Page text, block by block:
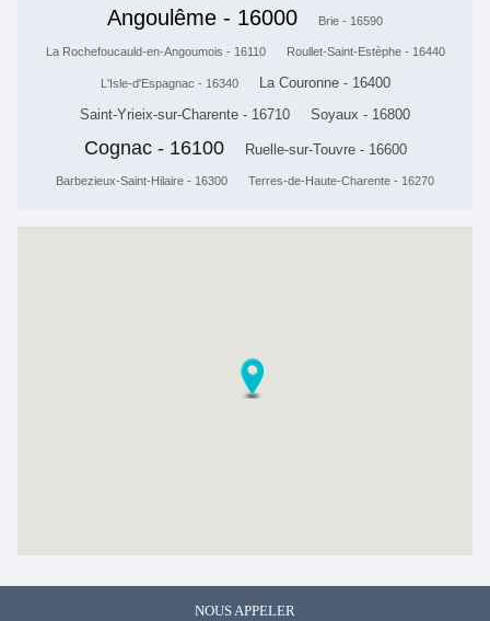
Angoulême - 16000 Brie - 16590
La Rochefoucauld-en-Angoumois - 16110 Roullet-Saint-Estèphe - 16440
L'Isle-d'Espagnac - 16340
La Couronne - 16400
Saint-Yrieix-sur-Charente - 16710
Soyaux - 16800
Cognac - 16100 Ruelle-sur-Touvre - 16600
Barbezieux-Saint-Hilaire - 16300 Terres-de-Haute-Charente - 16270
NOUS APPELER